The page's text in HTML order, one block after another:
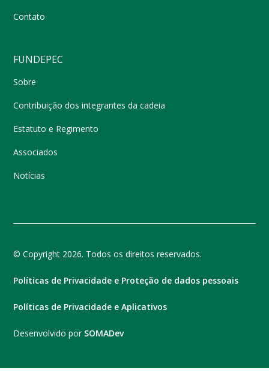
Contato
FUNDEPEC
Sobre
Contribuição dos integrantes da cadeia
Estatuto e Regimento
Associados
Notícias
© Copyright 2026. Todos os direitos reservados.
Políticas de Privacidade e Proteção de dados pessoais
Políticas de Privacidade e Aplicativos
Desenvolvido por SOMADev